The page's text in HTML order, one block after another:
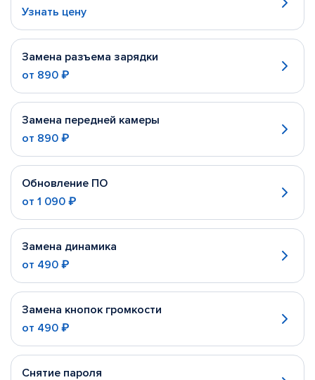
Узнать цену
Замена разъема зарядки
от 890 ₽
Замена передней камеры
от 890 ₽
Обновление ПО
от 1 090 ₽
Замена динамика
от 490 ₽
Замена кнопок громкости
от 490 ₽
Снятие пароля